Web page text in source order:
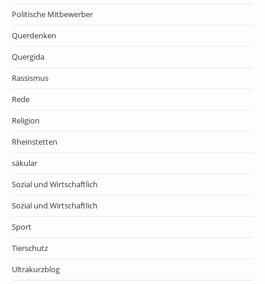
Politische Mitbewerber
Querdenken
Quergida
Rassismus
Rede
Religion
Rheinstetten
säkular
Sozial und Wirtschaftlich
Sozial und Wirtschaftlich
Sport
Tierschutz
Ultrakurzblog